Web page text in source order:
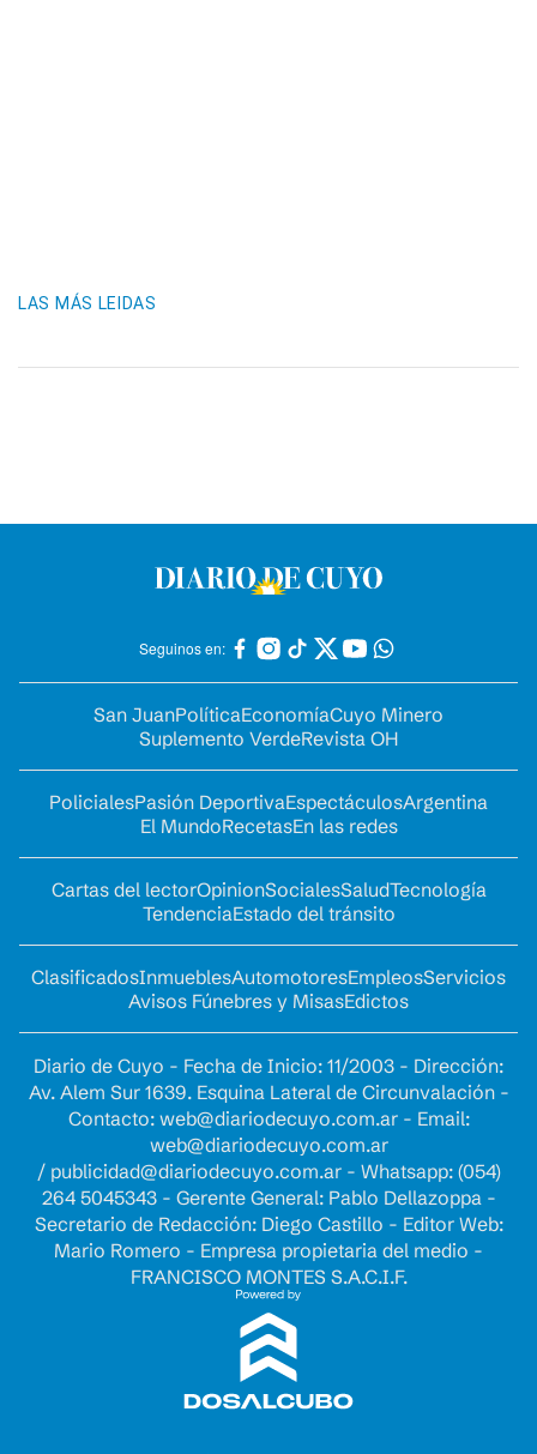
LAS MÁS LEIDAS
Seguinos en:
San JuanPolíticaEconomíaCuyo Minero
Suplemento VerdeRevista OH
PolicialesPasión DeportivaEspectáculosArgentina
El MundoRecetasEn las redes
Cartas del lectorOpinionSocialesSaludTecnología
TendenciaEstado del tránsito
ClasificadosInmueblesAutomotoresEmpleosServicios
Avisos Fúnebres y MisasEdictos
Diario de Cuyo - Fecha de Inicio: 11/2003 - Dirección:
Av. Alem Sur 1639. Esquina Lateral de Circunvalación -
Contacto: web@diariodecuyo.com.ar- Email:
web@diariodecuyo.com.ar
/ publicidad@diariodecuyo.com.ar- Whatsapp: (054)
264 5045343 - Gerente General: Pablo Dellazoppa -
Secretario de Redacción: Diego Castillo - Editor Web:
Mario Romero - Empresa propietaria del medio -
FRANCISCO MONTES S.A.C.I.F.